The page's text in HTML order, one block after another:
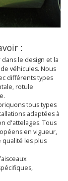
:
le design et la
véhicules. Nous
différents types
rotule
tous types
adaptées à
d'attelages. Tous
en vigueur,
qualité les plus